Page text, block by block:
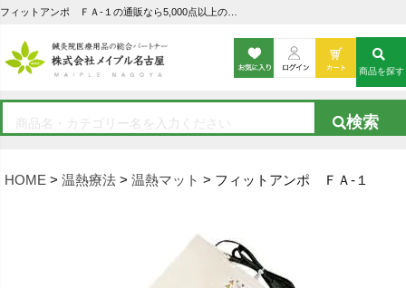
HOME 温熱療法 温熱マット フィットアンポ ＦＡ-１
商品を探す